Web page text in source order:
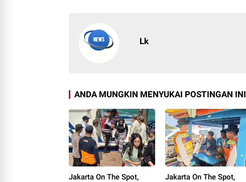
Lk
ANDA MUNGKIN MENYUKAI POSTINGAN INI
Jakarta On The Spot,
Jakarta On The Spot,